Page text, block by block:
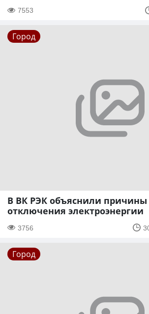
7553
Город
В ВК РЭК объяснили причины
отключения электроэнергии
3756
Город